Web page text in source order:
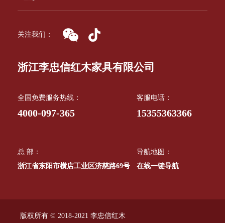
关注我们：
浙江李忠信红木家具有限公司
全国免费服务热线：
4000-097-365
客服电话：
15355363366
总 部：
浙江省东阳市横店工业区济慈路69号
导航地图：
在线一键导航
版权所有 © 2018-2021 李忠信红木